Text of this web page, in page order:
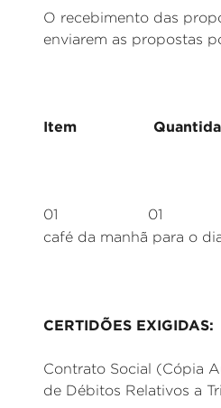
O recebimento das
enviarem as propostas
Item
01 01
café da manhã para o
CERTIDÕES EXIGIDAS:
Contrato Social (Cópia
de Débitos Relativos a